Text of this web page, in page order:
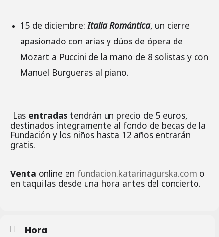
15 de diciembre:Italia Romántica, un cierre
apasionado con arias y dúos de ópera de
Mozart a Puccini de la mano de 8 solistas y con
Manuel Burgueras al piano.
Las entradas tendrán un precio de 5 euros,
destinados íntegramente al fondo de becas de la
Fundación y los niños hasta 12 años entrarán
gratis.
Venta online en fundacion.katarinagurska.com o
en taquillas desde una hora antes del concierto.
Hora